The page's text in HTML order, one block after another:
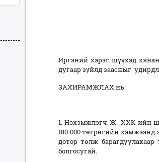
Иргэний хэрэг шүүхэд
дугаар зүйлд заасныг
ЗАХИРАМЖЛАХ нь:
1. Нэхэмжлэгч Ж ХХК-ийн
180 000 төгрөгийн
дотор төлж
болгосугай.